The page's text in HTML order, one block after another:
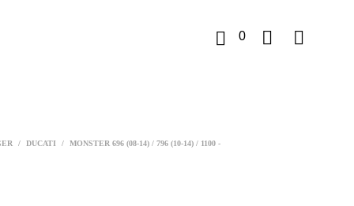
0
/ DUCATI /
MONSTER 696 (08-14) / 796 (10-14) / 1100 -